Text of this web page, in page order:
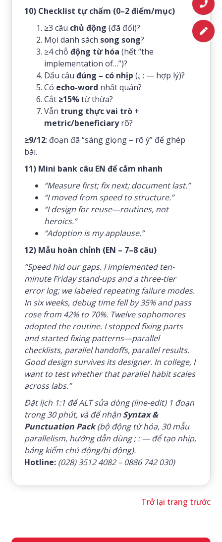
10) Checklist tự chấm (0–2 điểm/mục)
≥3 câu chủ động (đã đổi)?
Mọi danh sách song song?
≥4 chỗđộng từ hóa (hết “the
implementation of…”)?
Dấu câuđúng – có nhịp (.; : — hợp lý)?
Có echo-word nhất quán?
Cắt ≥15%từ thừa?
Vẫn trung thực vai trò +
metric/beneficiaryrõ?
≥9/12: đoạn đã “sáng giọng – rõ ý” để ghép
bài.
11) Mini bank câu EN để cắm nhanh
“Measure first; fix next; document last.”
“I moved from speed to structure.”
“I design for reuse—routines, not
heroics.”
“Adoption is my applause.”
12) Mẫu hoàn chỉnh (EN – 7–8 câu)
“Speed hid our gaps. I implemented ten-
minute Friday stand-ups and a three-tier
error log; we labeled repeating failure modes.
In six weeks, debug time fell by 35% and pass
rose from 42% to 70%. Twelve sophomores
adopted the routine. I stopped fixing parts
and started fixing patterns—parallel
checklists, parallel handoffs, parallel results.
Good design survives its designer. In college, I
want to test whether that parallel habit scales
across labs.”
Đặt lịch 1:1 để ALT sửa dòng (line-edit) 1 đoạn
trong 30 phút, và để nhận Syntax &
Punctuation Pack(bộ động từ hóa, 30 mẫu
parallelism, hướng dẫn dùng ; : — để tạo nhịp,
bảng kiểm chủ động/bị động).
Hotline: (028) 3512 4082 – 0886 742 030)
Trở lại trang trước